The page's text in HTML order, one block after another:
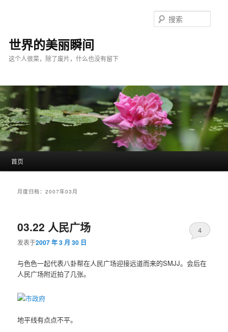
世界的美丽瞬间
这个人很菜，除了废片，什么也没有留下
索
首页
月度归档：2007年03月
03.22 人民广场
发表于2007 年 3 月 30 日
4
与色色一起代表八卦帮在人民广场迎接远道而来的SMJJ。会后在
人民广场附近拍了几张。
地平线有点点不平。